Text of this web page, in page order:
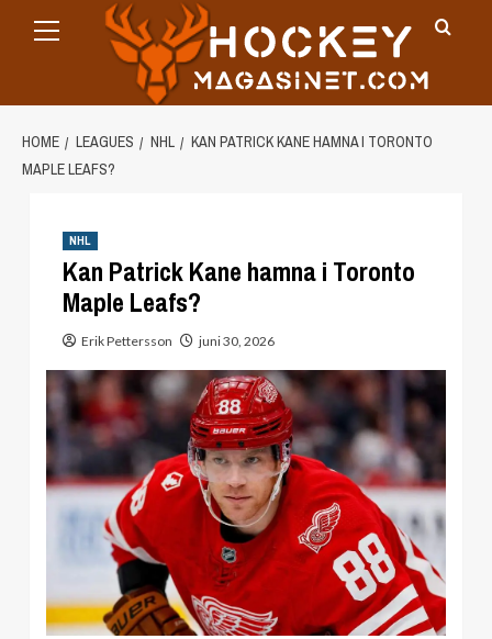
Menu
HOME LEAGUES NHL
KAN PATRICK KANE HAMNA I TORONTO
MAPLE LEAFS?
NHL
Kan Patrick Kane hamna i Toronto
Maple Leafs?
Erik Pettersson juni 30, 2026